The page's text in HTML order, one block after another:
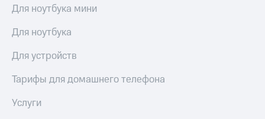
Для ноутбука мини
Для ноутбука
Для устройств
Тарифы для домашнего телефона
Услуги